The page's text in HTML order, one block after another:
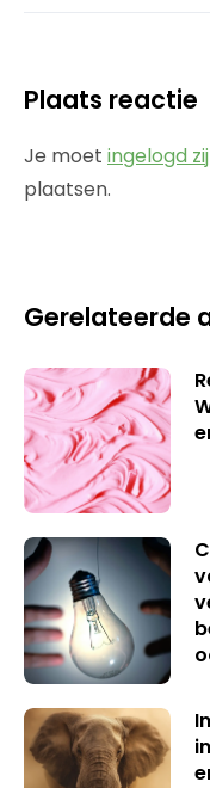
Plaats reactie
Je moet ingelogd
plaatsen.
Gerelateerde